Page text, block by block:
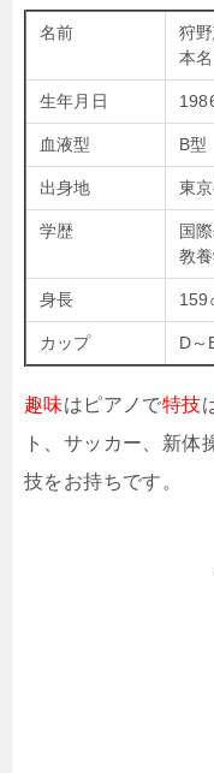
名前
狩
本
生年月日
血液型 B型
出身地 東
学歴
国
教
身長 159
カップ D～
趣味はピアノで特技
ト、サッカー、新体
技をお持ちです。